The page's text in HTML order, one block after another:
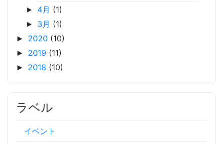
► 4月 (1)
► 3月 (1)
► 2020 (10)
► 2019 (11)
► 2018 (10)
ラベル
イベント